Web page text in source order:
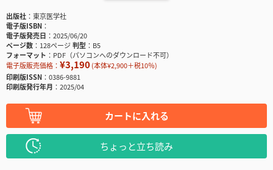
出版社
東京医学社
電子版ISBN
電子版発売日
2025/06/20
ページ数
128ページ判型
B5
フォーマット
PDF（パソコンへのダウンロード不可）
電子版販売価格： ¥3,190(本体¥2,900＋税10％)
印刷版ISSN
0386-9881
印刷版発行年月
2025/04
カートに入れる
ちょっと立ち読み